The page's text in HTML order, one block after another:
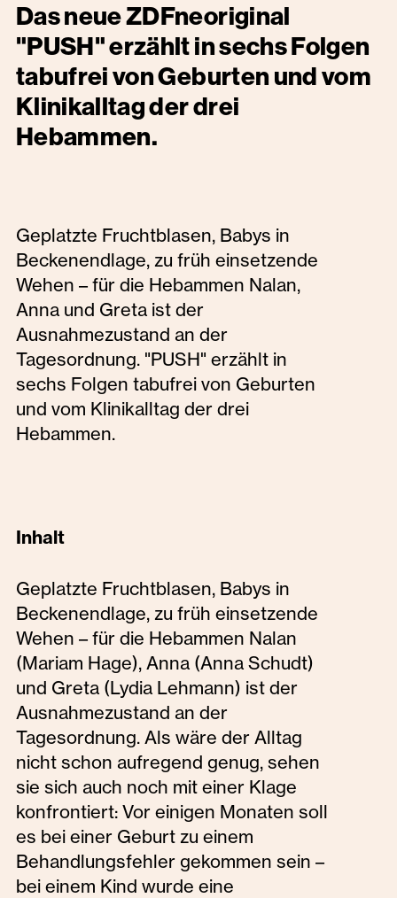
Das neue ZDFneoriginal
"PUSH" erzählt in sechs Folgen
tabufrei von Geburten und vom
Klinikalltag der drei
Hebammen.
Geplatzte Fruchtblasen, Babys in
Beckenendlage, zu früh einsetzende
Wehen – für die Hebammen Nalan,
Anna und Greta ist der
Ausnahmezustand an der
Tagesordnung. "PUSH" erzählt in
sechs Folgen tabufrei von Geburten
und vom Klinikalltag der drei
Hebammen.
Inhalt
Geplatzte Fruchtblasen, Babys in
Beckenendlage, zu früh einsetzende
Wehen – für die Hebammen Nalan
(Mariam Hage), Anna (Anna Schudt)
und Greta (Lydia Lehmann) ist der
Ausnahmezustand an der
Tagesordnung. Als wäre der Alltag
nicht schon aufregend genug, sehen
sie sich auch noch mit einer Klage
konfrontiert: Vor einigen Monaten soll
es bei einer Geburt zu einem
Behandlungsfehler gekommen sein –
bei einem Kind wurde eine